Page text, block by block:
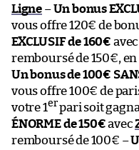
Ligne –Un bonus
vous offre 120€ de
EXCLUSIF de 160€
remboursé de 150€, en
Un bonus de 100€
vous offre 100€ de
votre 1erpari soit
ÉNORME de 150€avec
remboursé de 100€ –